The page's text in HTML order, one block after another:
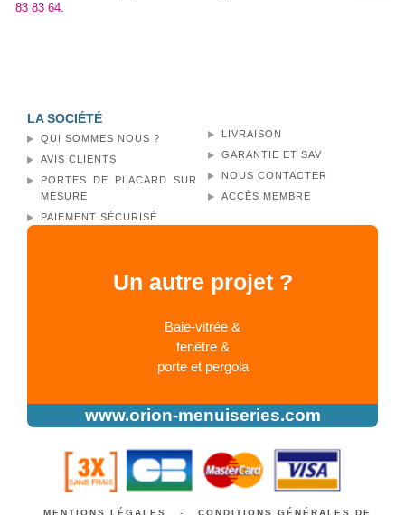
83 83 64.
LA SOCIÉTÉ
QUI SOMMES NOUS ?
AVIS CLIENTS
PORTES DE PLACARD SUR
MESURE
PAIEMENT SÉCURISÉ
LIVRAISON
GARANTIE ET SAV
NOUS CONTACTER
ACCÈS MEMBRE
Un autre projet ?
Baie-vitrée &
fenêtre &
porte et pergola
www.orion-menuiseries.com
MENTIONS LÉGALES - CONDITIONS GÉNÉRALES DE